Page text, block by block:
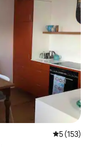
5 ud af 5 i
5 (153)